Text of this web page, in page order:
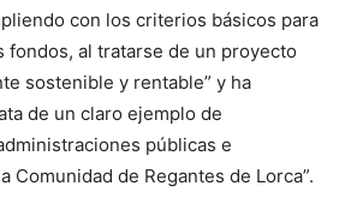
con los criterios básicos para
fondos, al tratarse de un proyecto
sostenible y rentable” y ha
de un claro ejemplo de
públicas e
Comunidad de Regantes de Lorca”.